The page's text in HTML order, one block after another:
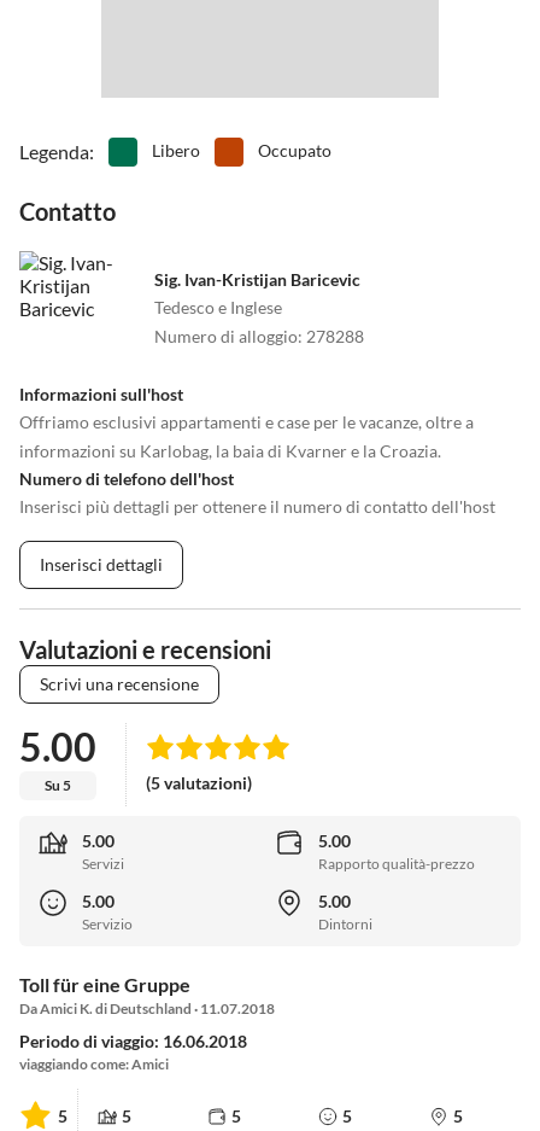
Legenda: Libero Occupato
Contatto
Sig. Ivan-Kristijan Baricevic
Tedesco e Inglese
Numero di alloggio: 278288
Informazioni sull'host
Offriamo esclusivi appartamenti e case per le vacanze, oltre a
informazioni su Karlobag, la baia di Kvarner e la Croazia.
Numero di telefono dell'host
Inserisci più dettagli per ottenere il numero di contatto dell'host
Inserisci dettagli
Valutazioni e recensioni
Scrivi una recensione
5.00
Su 5 (5 valutazioni)
5.00
Servizi
5.00
Rapporto qualità-prezzo
5.00
Servizio
5.00
Dintorni
Toll für eine Gruppe
Da Amici K. di Deutschland · 11.07.2018
Periodo di viaggio: 16.06.2018
viaggiando come: Amici
5 5 5 5 5